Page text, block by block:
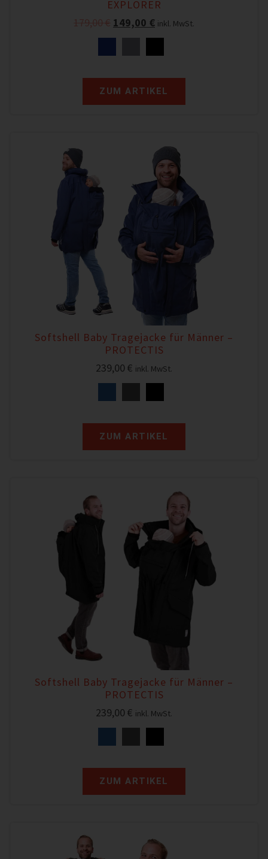
EXPLORER
149,00 € inkl. MwSt.
ZUM ARTIKEL
Softshell Baby Tragejacke für Männer –
PROTECTIS
239,00 € inkl. MwSt.
ZUM ARTIKEL
Softshell Baby Tragejacke für Männer –
PROTECTIS
239,00 € inkl. MwSt.
ZUM ARTIKEL